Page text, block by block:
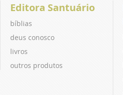
Editora Santuário
bíblias
deus conosco
livros
outros produtos